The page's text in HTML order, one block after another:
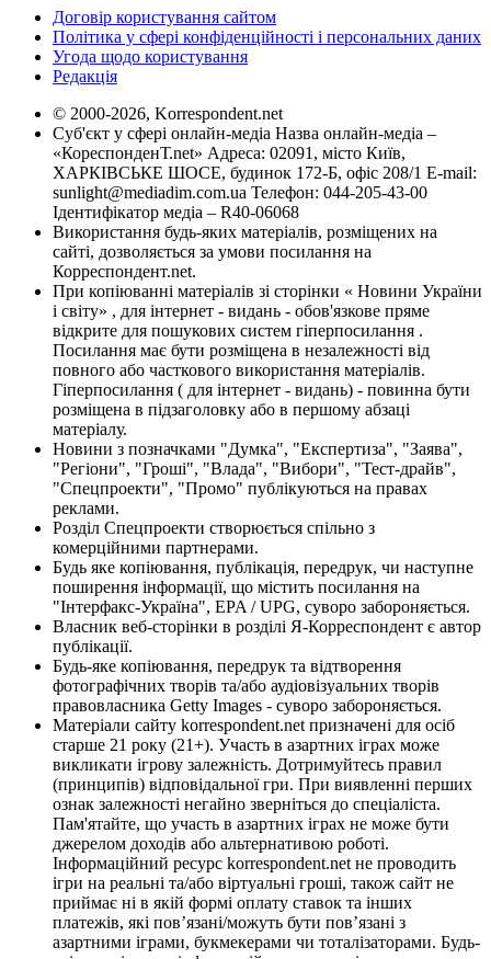
Договір користування сайтом
Політика у сфері конфіденційності і персональних даних
Угода щодо користування
Редакція
© 2000-2026, Korrespondent.net
Суб'єкт у сфері онлайн-медіа Назва онлайн-медіа –
«КореспонденТ.net» Адреса: 02091, місто Київ,
ХАРКІВСЬКЕ ШОСЕ, будинок 172-Б, офіс 208/1 E-mail:
sunlight@mediadim.com.ua Телефон: 044-205-43-00
Ідентифікатор медіа – R40-06068
Використання будь-яких матеріалів, розміщених на
сайті, дозволяється за умови посилання на
Корреспондент.net.
При копіюванні матеріалів зі сторінки « Новини України
і світу» , для інтернет - видань - обов'язкове пряме
відкрите для пошукових систем гіперпосилання .
Посилання має бути розміщена в незалежності від
повного або часткового використання матеріалів.
Гіперпосилання ( для інтернет - видань) - повинна бути
розміщена в підзаголовку або в першому абзаці
матеріалу.
Новини з позначками "Думка", "Експертиза", "Заява",
"Регіони", "Гроші", "Влада", "Вибори", "Тест-драйв",
"Спецпроекти", "Промо" публікуються на правах
реклами.
Розділ Спецпроекти створюється спільно з
комерційними партнерами.
Будь яке копіювання, публікація, передрук, чи наступне
поширення інформації, що містить посилання на
"Інтерфакс-Україна", EPA / UPG, суворо забороняється.
Власник веб-сторінки в розділі Я-Корреспондент є автор
публікації.
Будь-яке копіювання, передрук та відтворення
фотографічних творів та/або аудіовізуальних творів
правовласника Getty Images - суворо забороняється.
Матеріали сайту korrespondent.net призначені для осіб
старше 21 року (21+). Участь в азартних іграх може
викликати ігрову залежність. Дотримуйтесь правил
(принципів) відповідальної гри. При виявленні перших
ознак залежності негайно зверніться до спеціаліста.
Пам'ятайте, що участь в азартних іграх не може бути
джерелом доходів або альтернативою роботі.
Інформаційний ресурс korrespondent.net не проводить
ігри на реальні та/або віртуальні гроші, також сайт не
приймає ні в якій формі оплату ставок та інших
платежів, які пов’язані/можуть бути пов’язані з
азартними іграми, букмекерами чи тоталізаторами. Будь-